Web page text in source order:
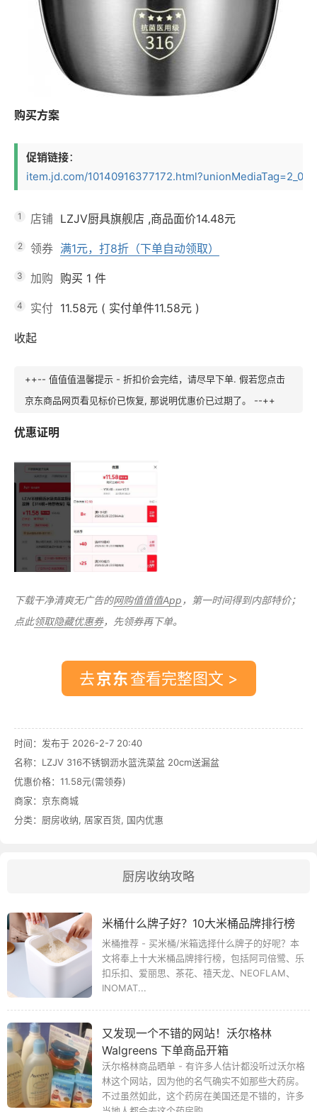
购买方案
促销链接：
item.jd.com/
1 店铺 LZJV厨具旗舰店 ,商品面价14.48元
2 领券 满1元，打8折（下单自动领取）
3 加购 购买 1 件
4 实付 11.58元 ( 实付单件11.58元 )
收起
++-- 值值值温馨提示 - 折扣价会完结，请尽早下单. 假若您点击
京东商品网页看见标价已恢复, 那说明优惠价已过期了。 --++
优惠证明
下载干净清爽无广告的网购值值值App ，第一时间得到内部特价；
点此领取隐藏优惠券，先领券再下单。
去 查看完整图文 >
时间：发布于 2026-2-7 20:40
名称： LZJV 316不锈钢沥水篮洗菜盆 20cm送漏盆
优惠价格： 11.58元(需领券)
商家： 京东商城
分类： 厨房收纳, 居家百货, 国内优惠
厨房收纳攻略
米桶什么牌子好？10大米桶品牌排行榜
米桶推荐 - 买米桶/米箱选择什么牌子的好呢？本
文将奉上十大米桶品牌排行榜，包括阿司倍鹭、乐
扣乐扣、爱丽思、茶花、禧天龙、NEOFLAM、
INOMAT...
又发现一个不错的网站！沃尔格林
Walgreens 下单商品开箱
沃尔格林商品晒单 - 有许多人估计都没听过沃尔格
林这个网站，因为他的名气确实不如那些大药房。
不过虽然如此，这个药房在美国还是不错的，许多